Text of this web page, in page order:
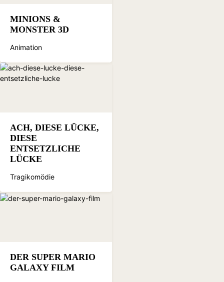
MINIONS &
MONSTER 3D
Animation
ACH, DIESE LÜCKE,
DIESE
ENTSETZLICHE
LÜCKE
Tragikomödie
DER SUPER MARIO
GALAXY FILM